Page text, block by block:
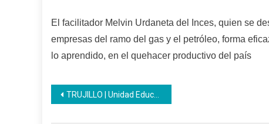
El facilitador Melvin Urdaneta del I nces, quien se
empresas del ramo del gas y el petróleo, forma
lo aprendido, en el quehacer productivo del país
Navegación
de
TRUJILLO | Unidad Educativa Inces reporta masiva asistencia